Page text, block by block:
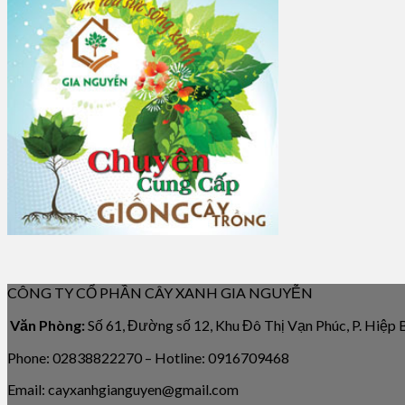
CÔNG TY CỔ PHẦN CÂY XANH GIA NGUYỄN
Văn Phòng: Số 61, Đường số 12, Khu Đô Thị Vạn Phúc, P.
Phone: 02838822270 – Hotline: 0916709468
Email: cayxanhgianguyen@gmail.com